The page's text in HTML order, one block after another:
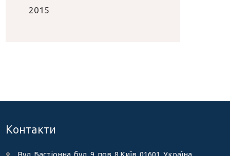
2015
Контакти
Вул. Бастіонна, буд. 9, пов. 8 Київ, 01601, Україна